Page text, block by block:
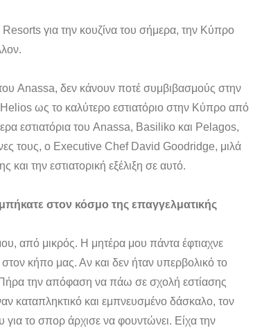
για την κουζίνα του σήμερα, την Κύπρο
του Anassa, δεν κάνουν ποτέ συμβιβασμούς στην
ως το καλύτερο εστιατόριο στην Κύπρο από
εστιατόρια του Anassa, Basiliko και Pelagos,
τους, ο Executive Chef David Goodridge, μιλά
και την εστιατορική εξέλιξη σε αυτό.
στον κόσμο της επαγγελματικής
από μικρός. Η μητέρα μου πάντα έφτιαχνε
στον κήπο μας. Αν και δεν ήταν υπερβολικό το
την απόφαση να πάω σε σχολή εστίασης
καταπληκτικό και εμπνευσμένο δάσκαλο, τον
το σπορ άρχισε να φουντώνει. Είχα την